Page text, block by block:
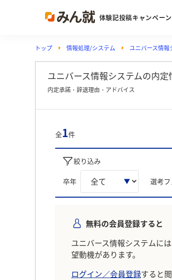
体験記投稿キャンペーン
Post
投稿する
ランキ
Vote
注目の
トップ 情報処理/システム ユニバース情
ユニバース情報システムの内
内定承諾・辞退理由・アドバイス
全1件
絞り込み
卒年 選考
無料の会員登録すると
ユニバース情報システムには
望動機があります。
ログイン／会員登録すると